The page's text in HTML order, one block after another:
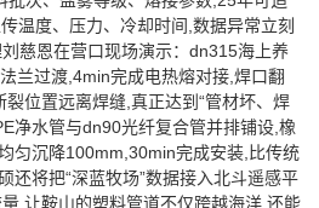
温度、压力、冷却时间,数据异常立刻
慈恩在营口现场演示：dn315海上养
兰过渡,4min完成电热熔对接,焊口翻
位置远离焊缝,真正达到“管材坏、焊
净水管与dn90光纤复合管并排铺设,橡
匀沉降100mm,30min完成安装,比传统
还将把“深蓝牧场”数据接入北斗遥感平
,让鞍山的塑料管道不仅跨越海洋,还能